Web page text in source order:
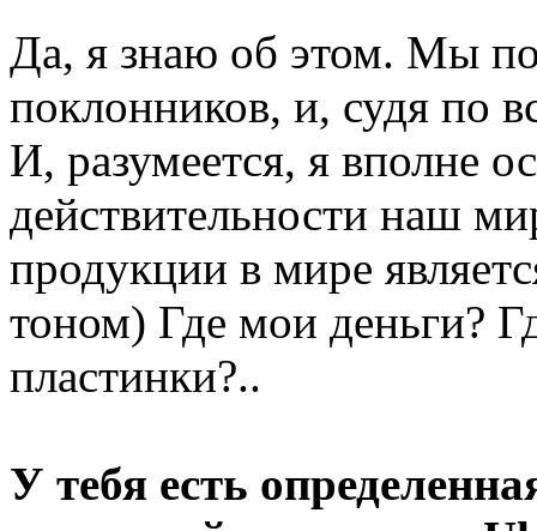
Да, я знаю об этом. Мы
поклонников, и, судя по
И, разумеется, я вполне
действительности наш
продукции в мире
тоном) Где мои деньги?
пластинки?..
У тебя есть